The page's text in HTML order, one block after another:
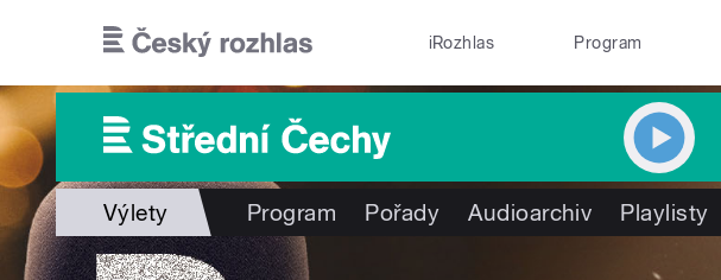
iRozhlas Program
Výlety Program Pořady Audioarchiv Playlisty